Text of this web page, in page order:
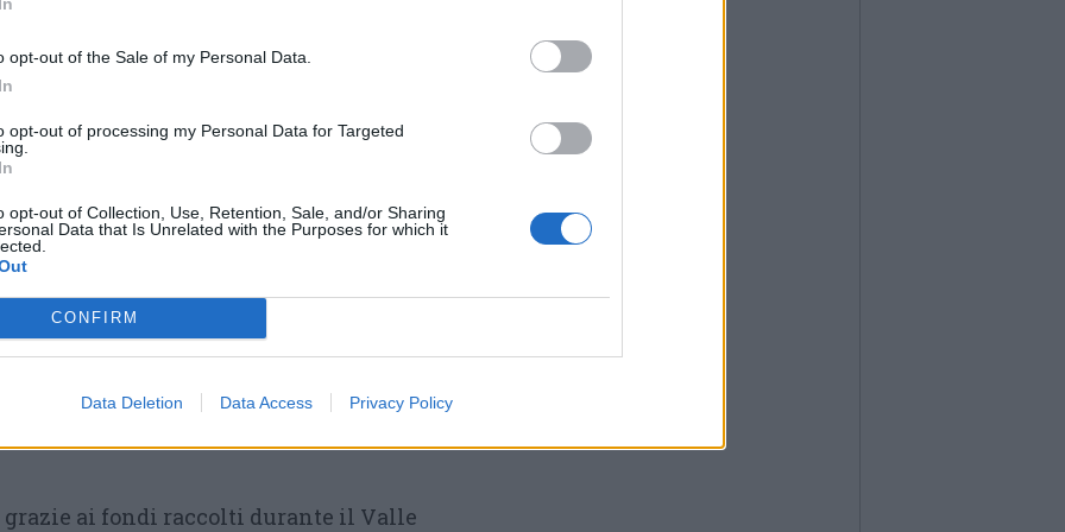
opt-out of the Sale of my Personal Data.
opt-out of processing my Personal Data for Targeted
opt-out of Collection, Use, Retention, Sale, and/or Sharing
Data that Is Unrelated with the Purposes for which it
CONFIRM
Data Deletion Data Access Privacy Policy
«Non possiamo che essere
anche in questa edizione – ha
Agazzi –grazie alle quote di iscrizione
tre comuni, abbiamo potuto offrire il
Onlus
per le comunità».
Minore eMarco
mani, regalato sorrisi e fatto una
del mondo solidale, raccontando
che va a braccetto con il desiderio di
grazie ai fondi raccolti durante il Valle